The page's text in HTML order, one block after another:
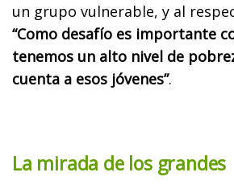
un grupo vulnerable, y al
“Como desafío es importante
tenemos un alto nivel de
cuenta a esos jóvenes”.
La mirada de los grandes